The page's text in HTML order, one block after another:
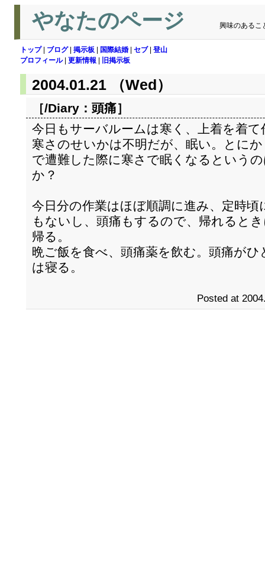
やなたのページ 興味のあるこ
トップ| ブログ| 掲示板 国際結婚 セブ| 登山
プロフィール| 更新情報 旧掲示板
2004.01.21 （Wed）
［/Diary： 頭痛］
今日もサーバルームは寒く、上着を着て
寒さのせいかは不明だが、眠い。とに
で遭難した際に寒さで眠くなるという
か？
今日分の作業はほぼ順調に進み、定時
もないし、頭痛もするので、帰れると
帰る。
晩ご飯を食べ、頭痛薬を飲む。頭痛が
は寝る。
Posted at